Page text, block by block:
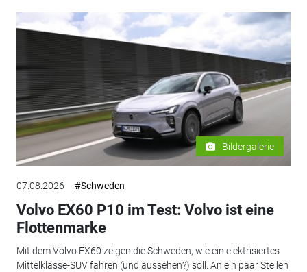
Bildergalerie
07.08.2026 #Schweden
Volvo EX60 P10 im Test: Volvo ist eine
Flottenmarke
Mit dem Volvo EX60 zeigen die Schweden, wie ein elektrisiertes
Mittelklasse-SUV fahren (und aussehen?) soll. An ein paar Stellen